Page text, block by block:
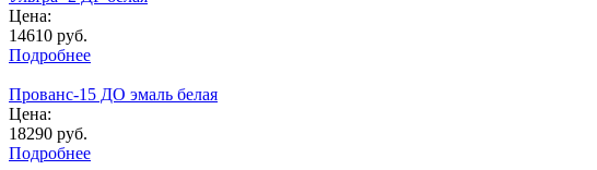
Цена:
14610 руб.
Подробнее
Прованс-15 ДО эмаль белая
Цена:
18290 руб.
Подробнее